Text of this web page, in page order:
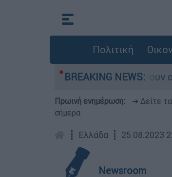
Πολιτική
BREAKING NEWS:
παραμένουν
Πρωινή ενημέρωση: ➔ Δείτε
σήμερα
┋ Ελλάδα ┋ 25.08.2023
Newsroom